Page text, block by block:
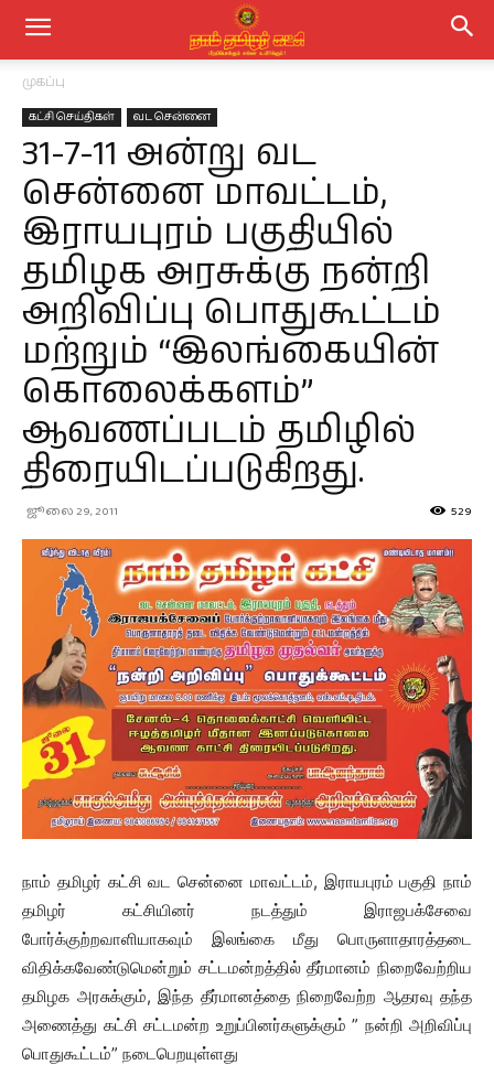
முகப்பு
கட்சி செய்திகள் வட சென்னை
31-7-11 அன்று வட
சென்னை மாவட்டம்,
இராயபுரம் பகுதியில்
தமிழக அரசுக்கு நன்றி
அறிவிப்பு பொதுகூட்டம்
மற்றும் “இலங்கையின்
கொலைக்களம்”
ஆவணப்படம் தமிழில்
திரையிடப்படுகிறது.
ஜூலை 29, 2011 529
நாம் தமிழர் கட்சி வட சென்னை மாவட்டம், இராயபுரம் பகுதி நாம்
தமிழர் கட்சியினர் நடத்தும் இராஜபக்சேவை
போர்க்குற்றவாளியாகவும் இலங்கை மீது பொருளாதாரத்தடை
விதிக்கவேண்டுமென்றும் சட்டமன்றத்தில் தீர்மானம் நிறைவேற்றிய
தமிழக அரசுக்கும், இந்த தீர்மானத்தை நிறைவேற்ற ஆதரவு தந்த
அணைத்து கட்சி சட்டமன்ற உறுப்பினர்களுக்கும் ” நன்றி அறிவிப்பு
பொதுகூட்டம்” நடைபெறயுள்ளது